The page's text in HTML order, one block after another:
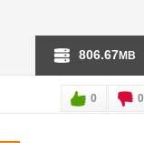
806.67MB
0 0